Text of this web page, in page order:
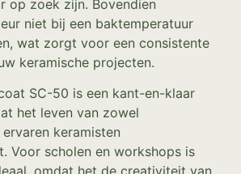
op zoek zijn. Bovendien
niet bij een baktemperatuur
wat zorgt voor een consistente
keramische projecten.
SC-50 is een kant-en-klaar
het leven van zowel
keramisten
Voor scholen en workshops is